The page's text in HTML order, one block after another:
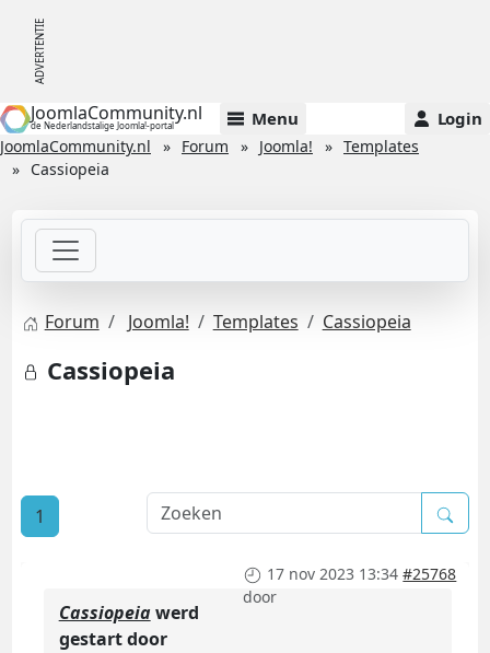
JoomlaCommunity.nl
de Nederlandstalige Joomla!-portal Menu Login
JoomlaCommunity.nl Forum Joomla!
Templates
Cassiopeia
Forum Joomla! Templates Cassiopeia
Cassiopeia
1
17 nov 2023 13:34 #25768
door
Cassiopeiawerd
gestart door